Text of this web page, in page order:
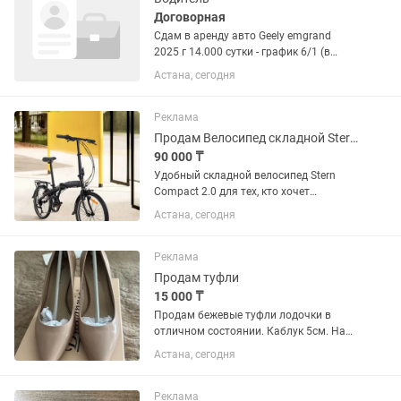
Договорная
Сдам в аренду авто Geely emgrand
2025 г 14.000 сутки - график 6/1 (в
неделю 1 выходной) - 24/7 авто у вас -
ремонт, тех.обслуживание с компании.
работа и т/п -...
Астана, сегодня
Реклама
Продам Велосипед складной Stern Compact 2.0 20
90 000 ₸
Удобный складной велосипед Stern
Compact 2.0 для тех, кто хочет
передвигаться по городу, минуя
пробки. Байк можно легко взять с
городском транспорте. Трансмиссия
Shimano...
Астана, сегодня
Реклама
Продам туфли
15 000 ₸
Продам бежевые туфли лодочки в
отличном состоянии. Каблук 5см. На
самой обуви размер 35, но я носила с
36 размером. Носились только в
хорошее. Покупала в евразии за...
Астана, сегодня
Реклама